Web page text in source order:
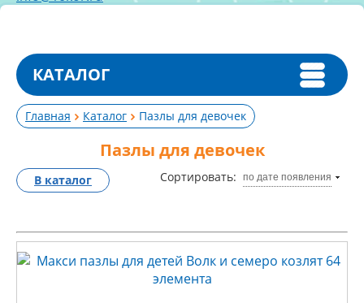
КАТАЛОГ
Главная Каталог Пазлы для девочек
Пазлы для девочек
Сортировать: по дате появления
В каталог